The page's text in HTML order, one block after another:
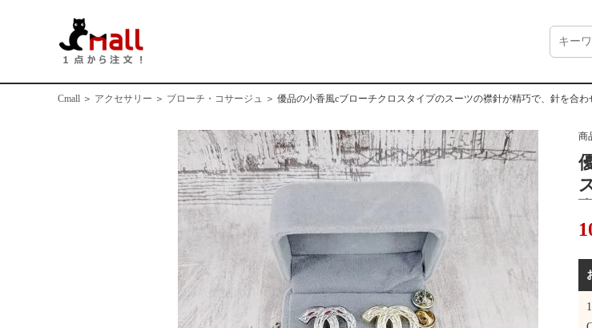
Cmall ＞ アクセサリー ＞ ブローチ・コサージュ ＞ 優品の小香風cブローチクロスタイプのスーツの襟針が精巧で、針を合
商